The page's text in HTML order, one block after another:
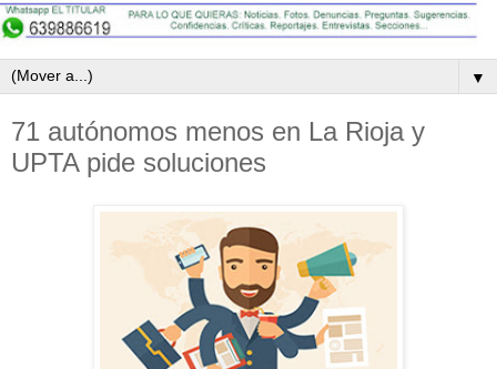
▼
71 autónomos menos en La Rioja y
UPTA pide soluciones